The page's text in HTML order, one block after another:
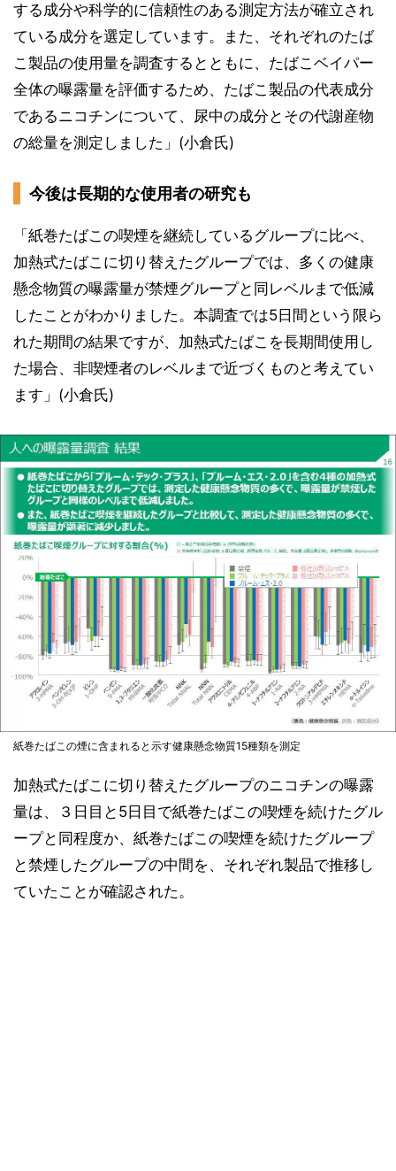
する成分や科学的に信頼性のある測定方法が確立され
ている成分を選定しています。また、それぞれのたば
こ製品の使用量を調査するとともに、たばこベイパー
全体の曝露量を評価するため、たばこ製品の代表成分
であるニコチンについて、尿中の成分とその代謝産物
の総量を測定しました」(小倉氏)
今後は長期的な使用者の研究も
「紙巻たばこの喫煙を継続しているグループに比べ、
加熱式たばこに切り替えたグループでは、多くの健康
懸念物質の曝露量が禁煙グループと同レベルまで低減
したことがわかりました。本調査では5日間という限ら
れた期間の結果ですが、加熱式たばこを長期間使用し
た場合、非喫煙者のレベルまで近づくものと考えてい
ます」(小倉氏)
紙巻たばこの煙に含まれると示す健康懸念物質15種類を測定
加熱式たばこに切り替えたグループのニコチンの曝露
量は、３日目と5日目で紙巻たばこの喫煙を続けたグル
ープと同程度か、紙巻たばこの喫煙を続けたグループ
と禁煙したグループの中間を、それぞれ製品で推移し
ていたことが確認された。